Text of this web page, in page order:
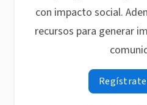
con impacto social.
recursos para generar